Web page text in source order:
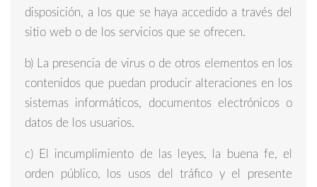
disposición, a los que se haya accedido a través del
sitio web o de los servicios que se ofrecen.
b) La presencia de virus o de otros elementos en los
contenidos que puedan producir alteraciones en los
sistemas informáticos, documentos electrónicos o
datos de los usuarios.
c) El incumplimiento de las leyes, la buena fe, el
orden público, los usos del tráfico y el presente